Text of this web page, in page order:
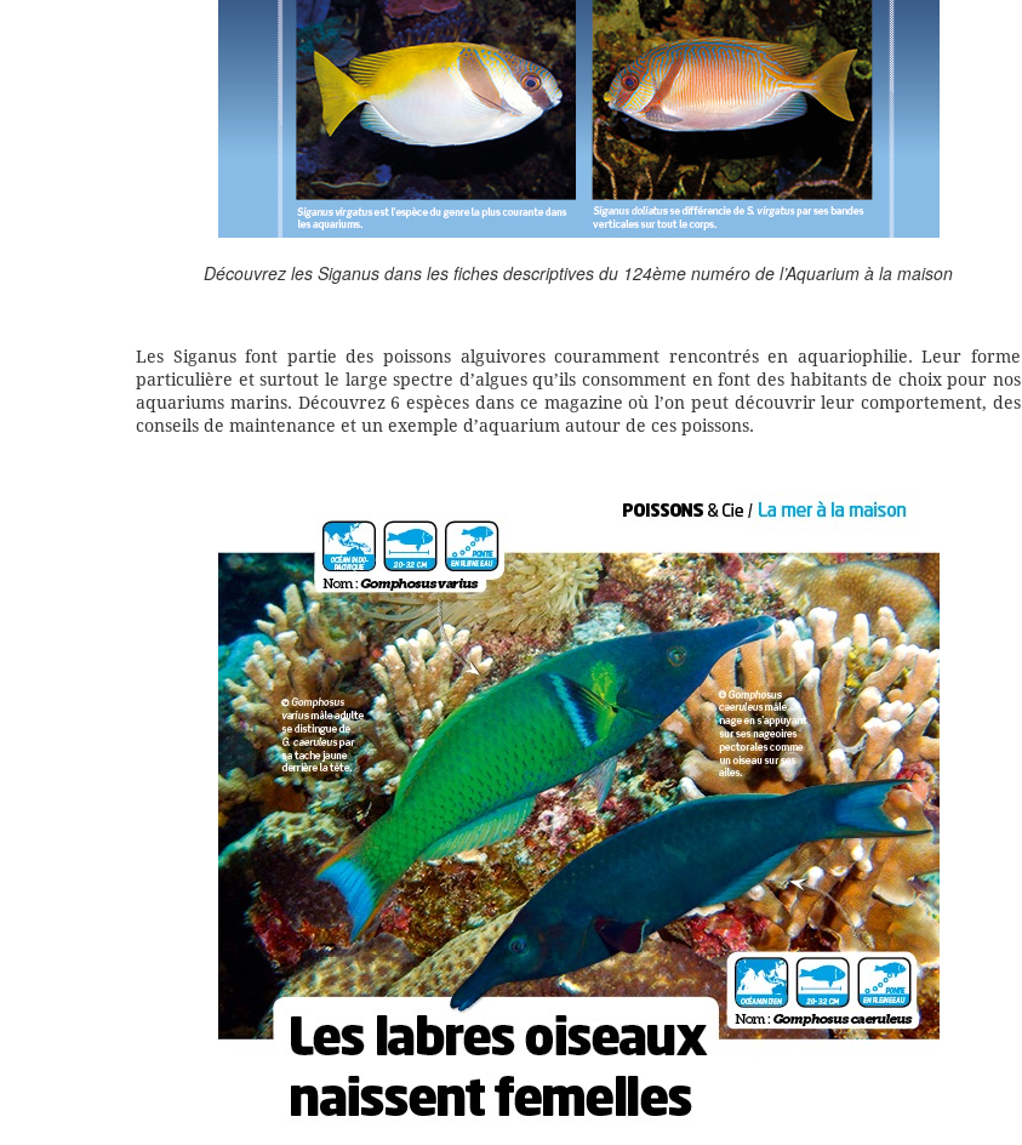
Découvrez les Siganus dans les fiches descriptives du 124ème numéro de l’Aquarium à la maison
Les Siganus font partie des poissons alguivores couramment rencontrés en aquariophilie. Leur forme
particulière et surtout le large spectre d’algues qu’ils consomment en font des habitants de choix pour nos
aquariums marins. Découvrez 6 espèces dans ce magazine où l’on peut découvrir leur comportement, des
conseils de maintenance et un exemple d’aquarium autour de ces poissons.